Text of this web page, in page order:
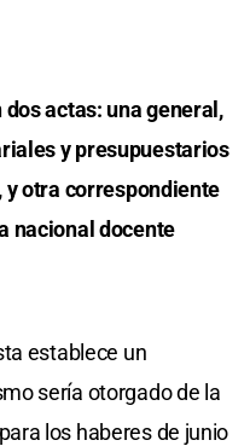
actas: una general,
y presupuestarios
otra correspondiente
nacional docente
establece un
sería otorgado de la
los haberes de junio